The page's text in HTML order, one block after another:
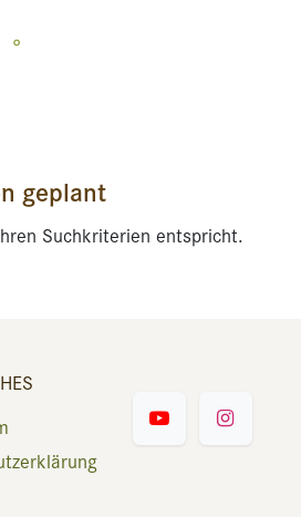
geplant
Suchkriterien entspricht.